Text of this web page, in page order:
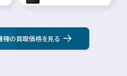
種の買取価格を見る